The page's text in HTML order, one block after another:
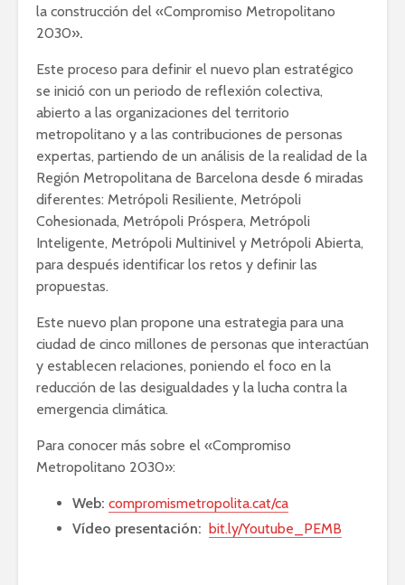
la construcción del «Compromiso Metropolitano
2030».
Este proceso para definir el nuevo plan estratégico
se inició con un periodo de reflexión colectiva,
abierto a las organizaciones del territorio
metropolitano y a las contribuciones de personas
expertas, partiendo de un análisis de la realidad de la
Región Metropolitana de Barcelona desde 6 miradas
diferentes: Metrópoli Resiliente, Metrópoli
Cohesionada, Metrópoli Próspera, Metrópoli
Inteligente, Metrópoli Multinivel y Metrópoli Abierta,
para después identificar los retos y definir las
propuestas.
Este nuevo plan propone una estrategia para una
ciudad de cinco millones de personas que interactúan
y establecen relaciones, poniendo el foco en la
reducción de las desigualdades y la lucha contra la
emergencia climática.
Para conocer más sobre el «Compromiso
Metropolitano 2030»:
Web: compromismetropolita.cat/ca
Vídeo presentación: bit.ly/Youtube_PEMB